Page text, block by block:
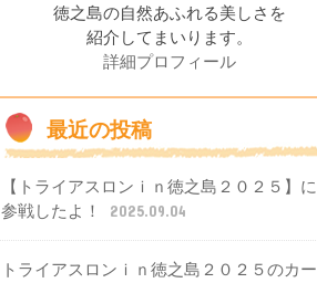
徳之島の自然あふれる美しさを
紹介してまいります。
詳細プロフィール
最近の投稿
【トライアスロンｉｎ徳之島２０２５】に
参戦したよ！
2025.09.04
トライアスロンｉｎ徳之島２０２５のカー